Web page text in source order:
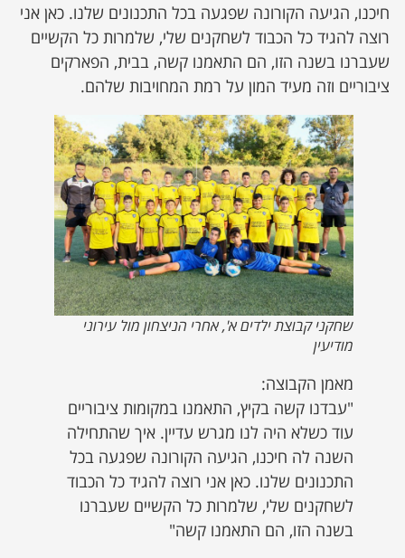
חיכנו, הגיעה הקורונה שפגעה בכל התכנונים שלנו. כאן אני
רוצה להגיד כל הכבוד לשחקנים שלי, שלמרות כל הקשיים
שעברנו בשנה הזו, הם התאמנו קשה, בבית, הפארקים
ציבוריים וזה מעיד המון על רמת המחויבות שלהם.
שחקני קבוצת ילדים א', אחרי הניצחון מול עירוני
מודיעין
מאמן הקבוצה:
"עבדנו קשה בקיץ, התאמנו במקומות ציבוריים
עוד כשלא היה לנו מגרש עדיין. איך שהתחילה
השנה לה חיכנו, הגיעה הקורונה שפגעה בכל
התכנונים שלנו. כאן אני רוצה להגיד כל הכבוד
לשחקנים שלי, שלמרות כל הקשיים שעברנו
בשנה הזו, הם התאמנו קשה"